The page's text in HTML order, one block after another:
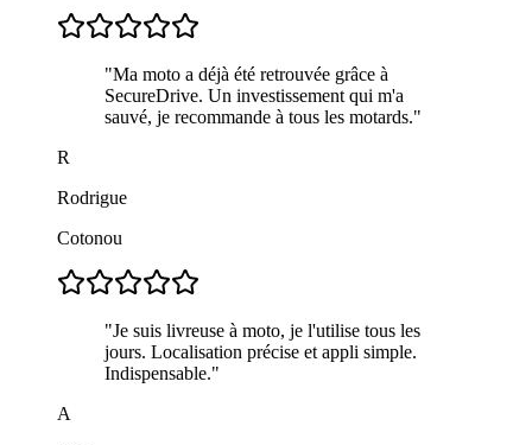
"Ma moto a déjà été retrouvée grâce à
SecureDrive. Un investissement qui m'a
sauvé, je recommande à tous les motards."
R
Rodrigue
Cotonou
"Je suis livreuse à moto, je l'utilise tous les
jours. Localisation précise et appli simple.
Indispensable."
A